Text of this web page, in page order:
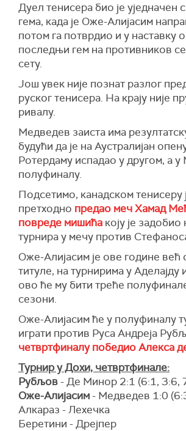
Дуел тенисера био је уједначен
гема, када је Оже-Алијасим
потом га потврдио и у наставку
последњи гем на противников
сету.
Још увек није познат разлог
руског тенисера. На крају није
ривалу.
Медведев заиста има
будући да је на Аустралијан
Ротердаму испадао у другом, а у
полуфиналу.
Подсетимо, канадском тенисеру
претходно предао меч Хамад
повреде мишића коју је задобио
турнира у мечу против
Оже-Алијасим је ове године већ
титуле, на турнирима у
ово ће му бити треће
сезони.
Оже-Алијасим ће у полуфиналу
играти против Руса Андреја
четвртфиналу победио Алекса
Турнир у Дохи, четвртфинале:
Рубљов- Де Минор 2:1 (6:1, 3:6,
Оже-Алијасим- Медведев 1:0
Алкараз - Лехечка
Беретини - Дрејпер